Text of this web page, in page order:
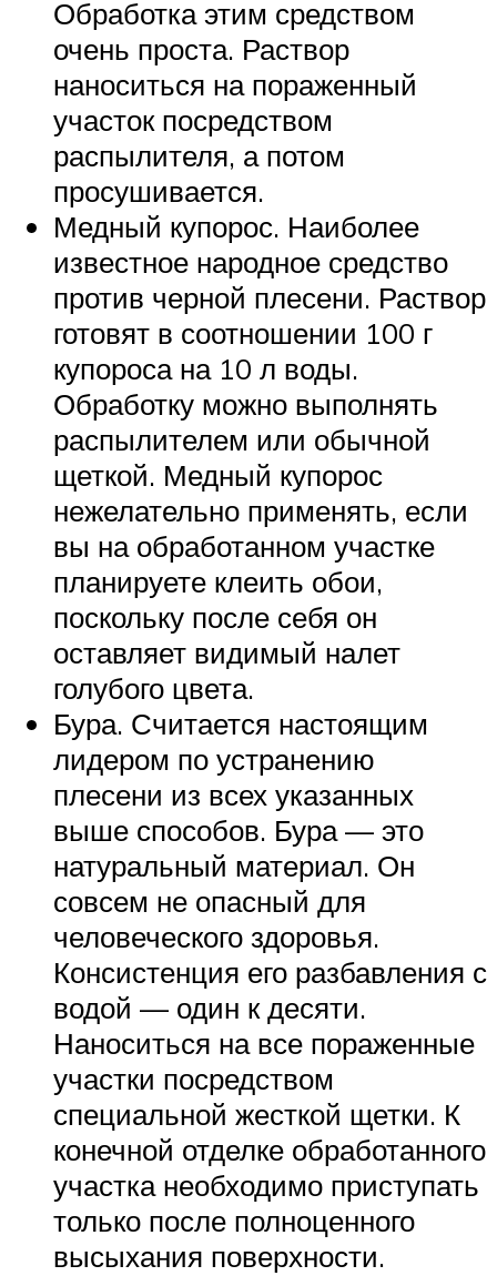
Обработка этим средством
очень проста. Раствор
наноситься на пораженный
участок посредством
распылителя, а потом
просушивается.
Медный купорос. Наиболее
известное народное средство
против черной плесени. Раствор
готовят в соотношении 100 г
купороса на 10 л воды.
Обработку можно выполнять
распылителем или обычной
щеткой. Медный купорос
нежелательно применять, если
вы на обработанном участке
планируете клеить обои,
поскольку после себя он
оставляет видимый налет
голубого цвета.
Бура. Считается настоящим
лидером по устранению
плесени из всех указанных
выше способов. Бура — это
натуральный материал. Он
совсем не опасный для
человеческого здоровья.
Консистенция его разбавления с
водой — один к десяти.
Наноситься на все пораженные
участки посредством
специальной жесткой щетки. К
конечной отделке обработанного
участка необходимо приступать
только после полноценного
высыхания поверхности.